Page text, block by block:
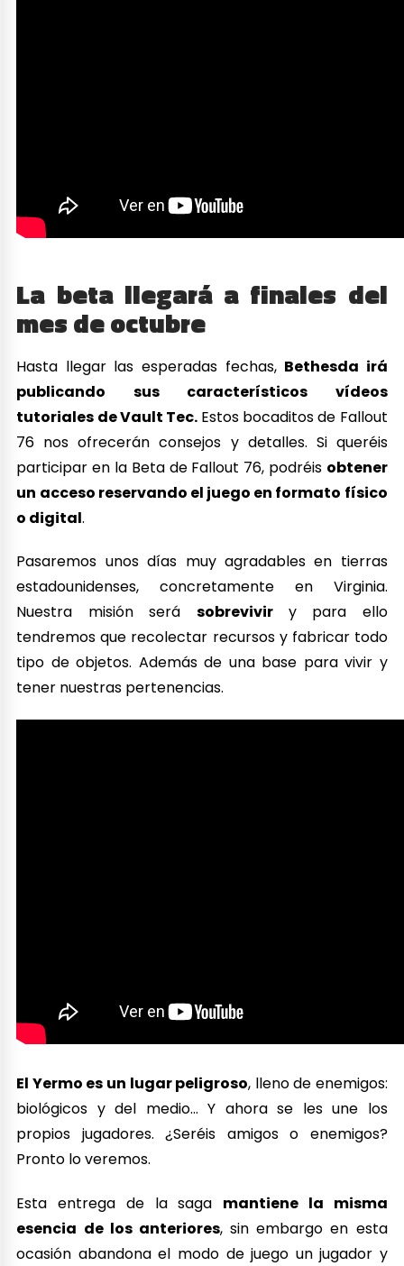
La beta llegará a finales del
mes de octubre
Hasta llegar las esperadas fechas, Bethesda irá
publicando sus característicos vídeos
tutoriales de Vault Tec.Estos bocaditos de Fallout
76 nos ofrecerán consejos y detalles. Si queréis
participar en la Beta de Fallout 76, podréis obtener
un acceso reservando el juego en formato físico
o digital.
Pasaremos unos días muy agradables en tierras
estadounidenses, concretamente en Virginia.
Nuestra misión será sobreviviry para ello
tendremos que recolectar recursos y fabricar todo
tipo de objetos. Además de una base para vivir y
tener nuestras pertenencias.
El Yermo es un lugar peligroso, lleno de enemigos:
biológicos y del medio… Y ahora se les une los
propios jugadores. ¿Seréis amigos o enemigos?
Pronto lo veremos.
Esta entrega de la saga mantiene la misma
esencia de los anteriores, sin embargo en esta
ocasión abandona el modo de juego un jugador y